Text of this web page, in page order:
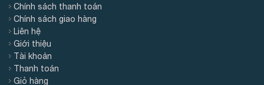
Chính sách thanh toán
Chính sách giao hàng
Liên hệ
Giới thiệu
Tài khoản
Thanh toán
Giỏ hàng